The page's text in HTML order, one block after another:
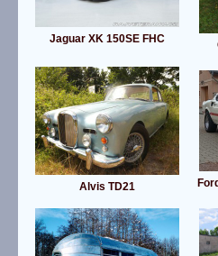
Jaguar XK 150SE FHC
Alvis TD21